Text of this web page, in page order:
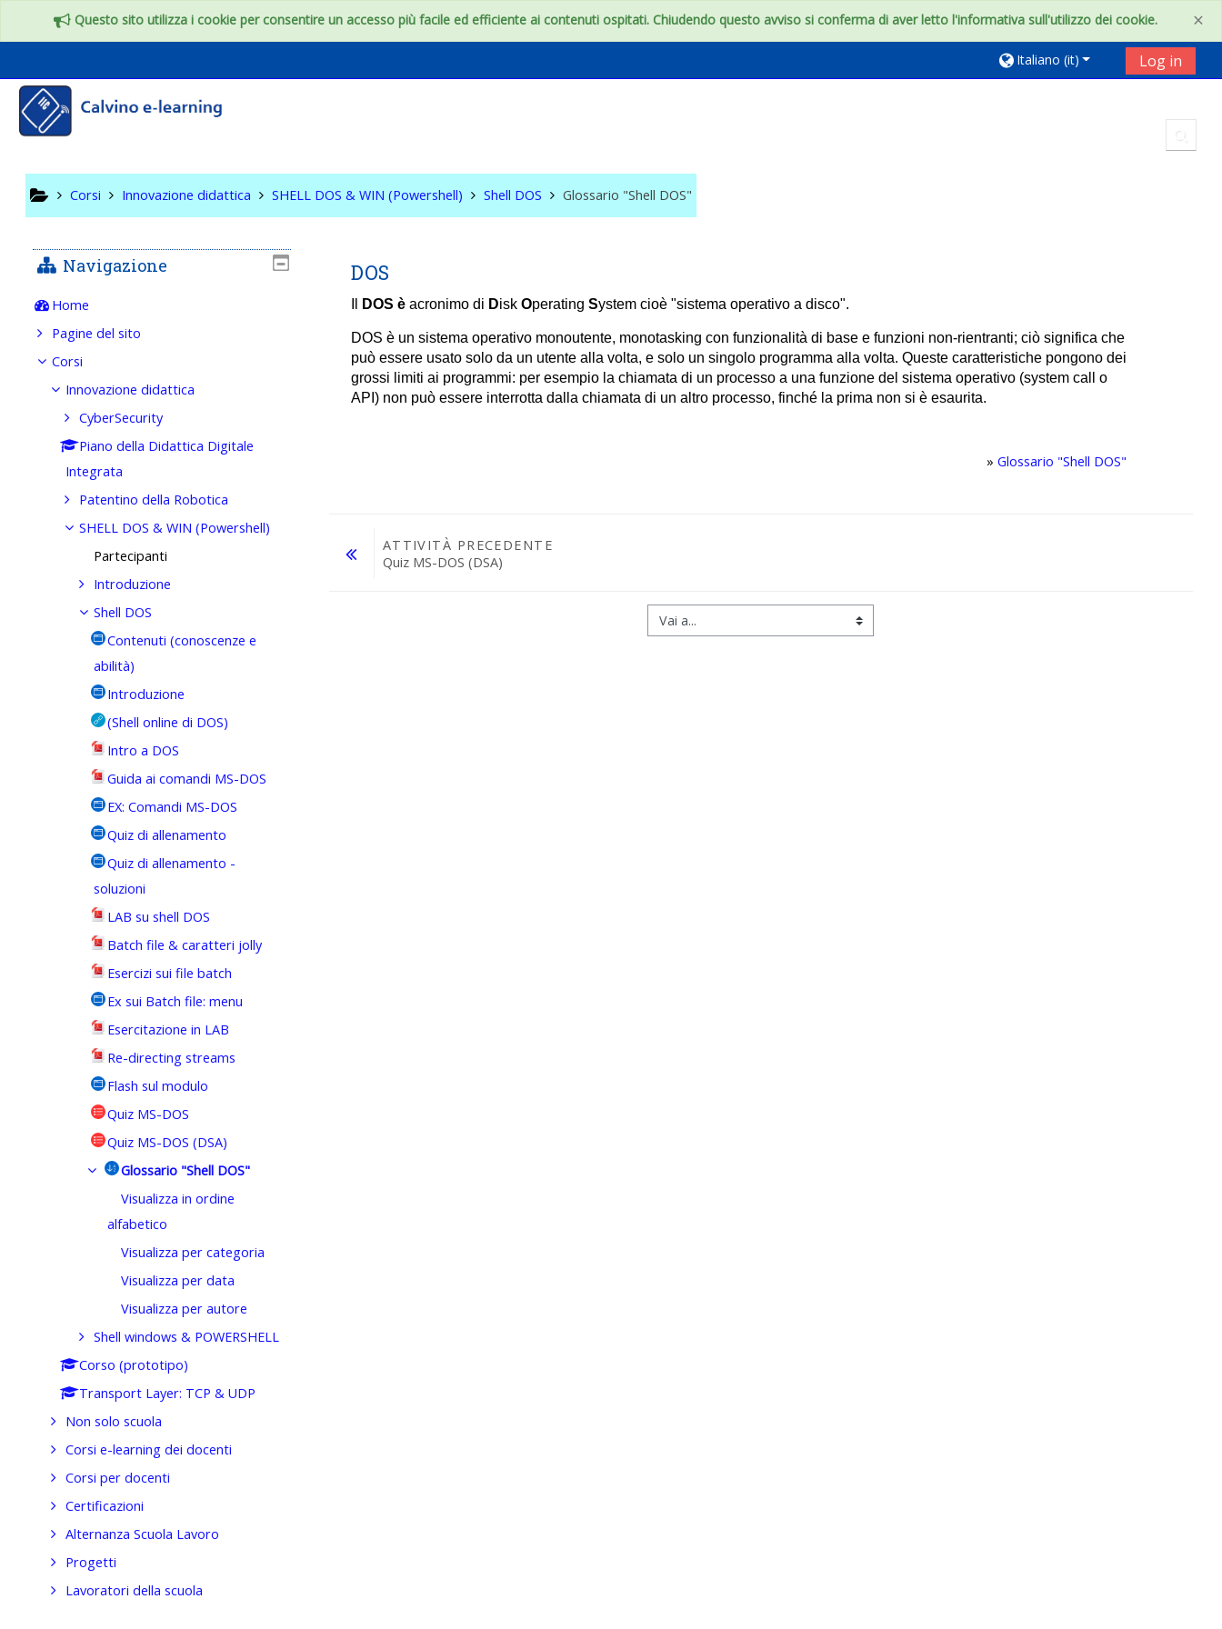
×
Questo sito utilizza i cookie per consentire un accesso più facile ed efficiente ai contenuti ospitati. Chiudendo questo avviso si conferma di aver letto l'informativa sull'utilizzo dei cookie.
Italiano ‎(it)‎ Log in
Corsi Innovazione didattica SHELL DOS & WIN (Powershell) Shell DOS Glossario "Shell DOS"
DOS
DOS è acronimo di DiskOperatingSystem cioè "sistema operativo a disco".
DOS è un sistema operativo monoutente, monotasking con funzionalità di base e funzioni non-rientranti; ciò significa che
può essere usato solo da un utente alla volta, e solo un singolo programma alla volta. Queste caratteristiche pongono dei
grossi limiti ai programmi: per esempio la chiamata di un processo a una funzione del sistema operativo (system call o
API) non può essere interrotta dalla chiamata di un altro processo, finché la prima non si è esaurita.
»Glossario "Shell DOS"
ATTIVITÀ PRECEDENTE
Quiz MS-DOS (DSA)
Navigazione
Home
Pagine del sito
Corsi
Innovazione didattica
CyberSecurity
Piano della Didattica Digitale
Integrata
Patentino della Robotica
SHELL DOS & WIN (Powershell)
Partecipanti
Introduzione
Shell DOS
Contenuti (conoscenze e
abilità)
Introduzione
(Shell online di DOS)
Intro a DOS
Guida ai comandi MS-DOS
EX: Comandi MS-DOS
Quiz di allenamento
Quiz di allenamento -
soluzioni
LAB su shell DOS
Batch file & caratteri jolly
Esercizi sui file batch
Ex sui Batch file: menu
Esercitazione in LAB
Re-directing streams
Flash sul modulo
Quiz MS-DOS
Quiz MS-DOS (DSA)
Glossario "Shell DOS"
Visualizza in ordine
alfabetico
Visualizza per categoria
Visualizza per data
Visualizza per autore
Shell windows & POWERSHELL
Corso (prototipo)
Transport Layer: TCP & UDP
Non solo scuola
Corsi e-learning dei docenti
Corsi per docenti
Certificazioni
Alternanza Scuola Lavoro
Progetti
Lavoratori della scuola